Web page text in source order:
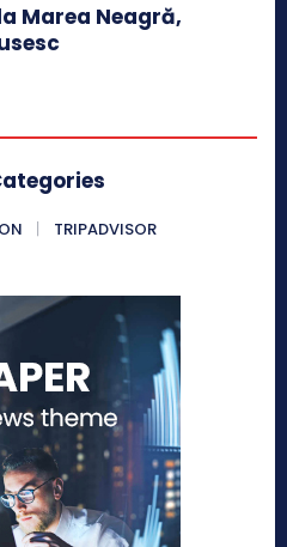
Marea Neagră,
TRIPADVISOR